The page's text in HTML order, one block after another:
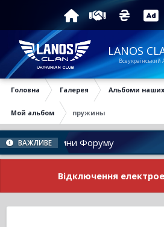
LANOS
Всеукраїнський
Головна Галерея Альбоми наших
Мой альбом пружины
ВАЖЛИВЕ
Новини Форуму
Відключення